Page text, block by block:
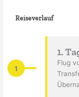
Reiseverlauf
1
1.
Flug